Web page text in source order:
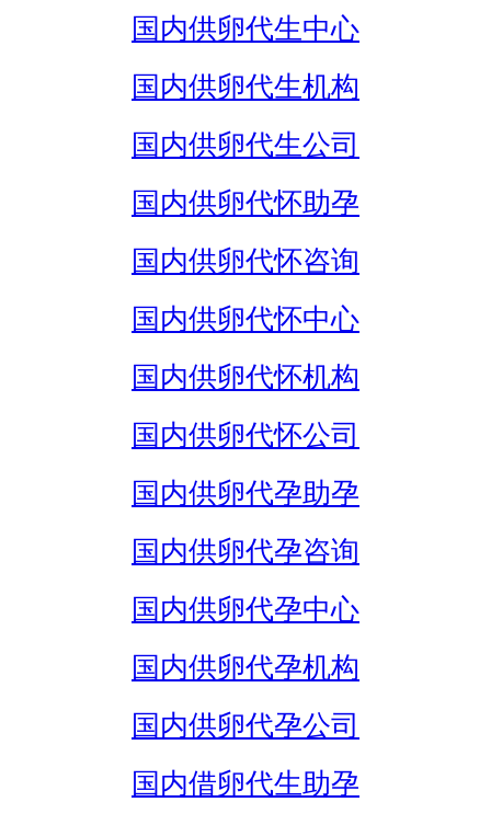
国内供卵代生中心
国内供卵代生机构
国内供卵代生公司
国内供卵代怀助孕
国内供卵代怀咨询
国内供卵代怀中心
国内供卵代怀机构
国内供卵代怀公司
国内供卵代孕助孕
国内供卵代孕咨询
国内供卵代孕中心
国内供卵代孕机构
国内供卵代孕公司
国内借卵代生助孕